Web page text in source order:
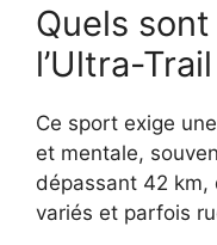
Quels
l’Ultra-
Ce sport exige
et mentale,
dépassant 42 km,
variés et parfois